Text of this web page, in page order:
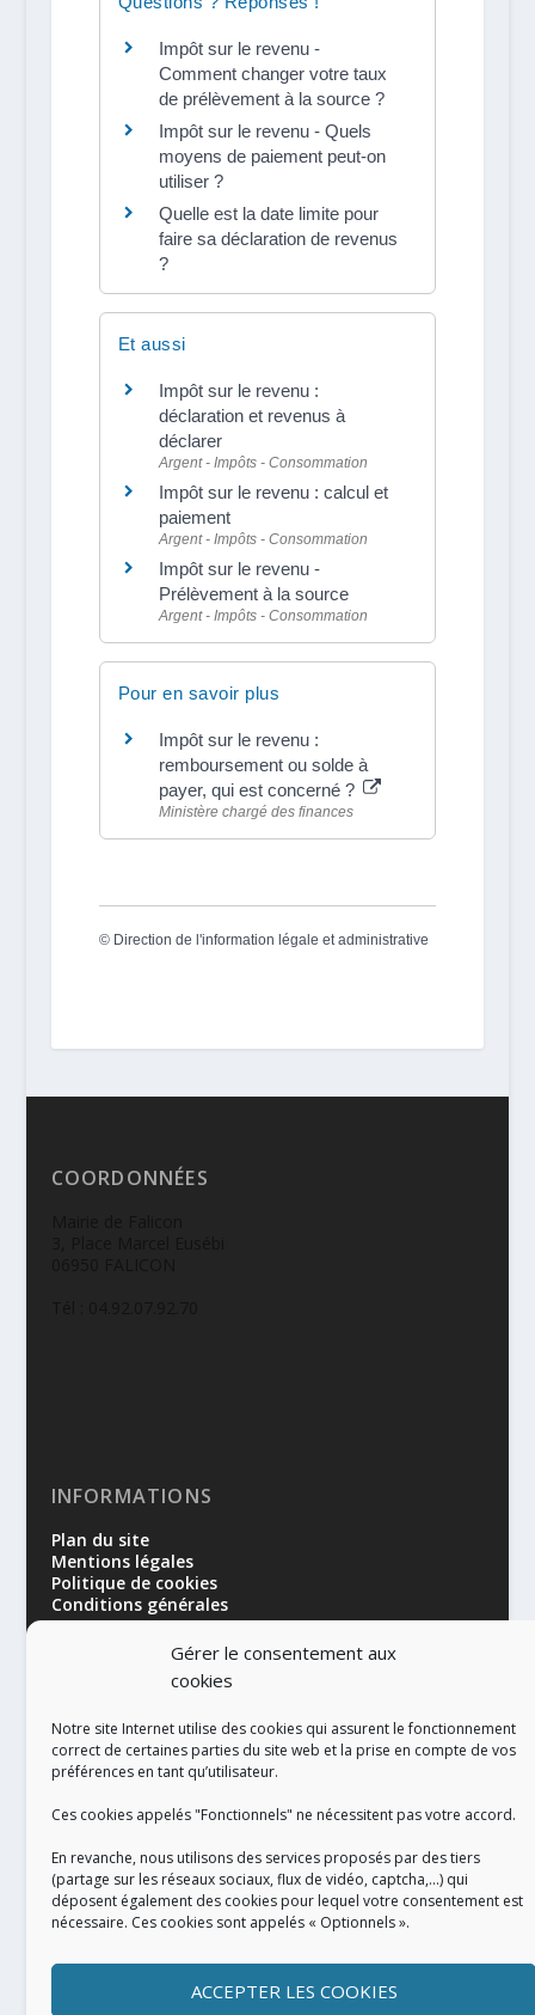
Gérer le consentement aux
cookies
Notre site Internet utilise des cookies qui assurent le fonctionnement
correct de certaines parties du site web et la prise en compte de vos
préférences en tant qu’utilisateur.
Ces cookies appelés "Fonctionnels" ne nécessitent pas votre accord.
En revanche, nous utilisons des services proposés par des tiers
(partage sur les réseaux sociaux, flux de vidéo, captcha,...) qui
déposent également des cookies pour lequel votre consentement est
nécessaire. Ces cookies sont appelés « Optionnels ».
ACCEPTER LES COOKIES
Impôt sur le revenu -
Comment changer votre taux
de prélèvement à la source ?
Impôt sur le revenu - Quels
moyens de paiement peut-on
utiliser ?
Quelle est la date limite pour
faire sa déclaration de revenus
?
Et aussi
Impôt sur le revenu :
déclaration et revenus à
déclarer
Argent - Impôts - Consommation
Impôt sur le revenu : calcul et
paiement
Argent - Impôts - Consommation
Impôt sur le revenu -
Prélèvement à la source
Argent - Impôts - Consommation
Pour en savoir plus
Impôt sur le revenu :
remboursement ou solde à
payer, qui est concerné ?
Ministère chargé des finances
© Direction de l'information légale et administrative
COORDONNÉES
INFORMATIONS
Plan du site
Mentions légales
Politique de cookies
Conditions générales